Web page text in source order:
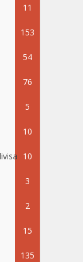
11
153
54
76
5
10
10
3
2
15
135